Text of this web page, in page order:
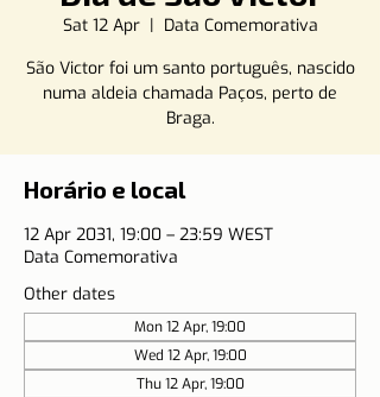
Sat 12 Apr
  |
Data Comemorativa
São Victor foi um santo português, nascido
numa aldeia chamada Paços, perto de
Braga.
Horário e local
12 Apr 2031, 19:00 – 23:59 WEST
Data Comemorativa
Other dates
Mon 12 Apr, 19:00
Wed 12 Apr, 19:00
Thu 12 Apr, 19:00